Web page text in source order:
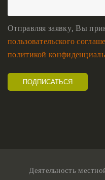
Отправляя заявку, Вы
пользовательского
политикой
Деятельность